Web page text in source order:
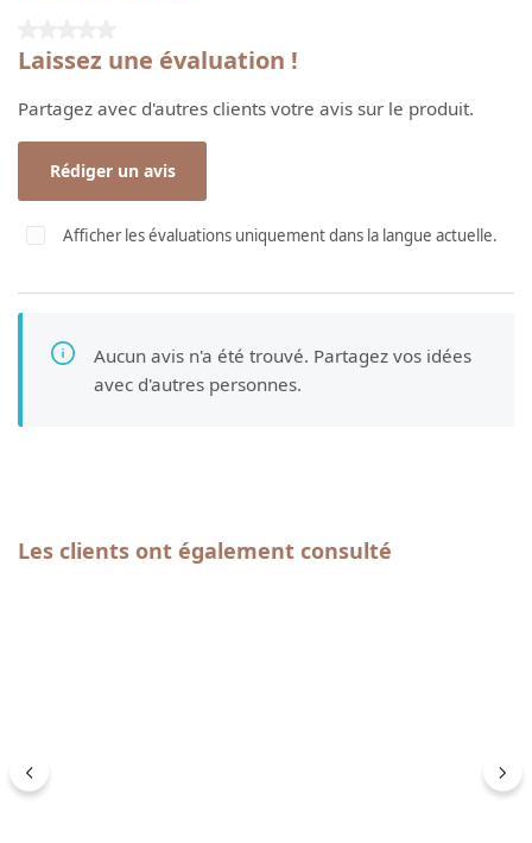
Laissez une évaluation !
Partagez avec d'autres clients votre avis sur le produit.
Rédiger un avis
Afficher les évaluations uniquement dans la langue actuelle.
Aucun avis n'a été trouvé. Partagez vos idées
avec d'autres personnes.
Ignorer la galerie de produits
Les clients ont également consulté